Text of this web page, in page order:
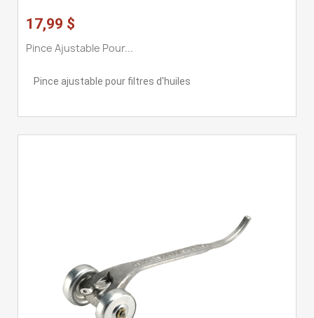
17,99 $
Pince Ajustable Pour...
Pince ajustable pour filtres d'huiles